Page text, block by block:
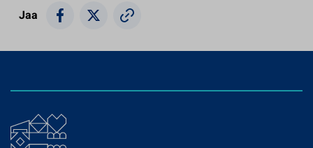
Jaa